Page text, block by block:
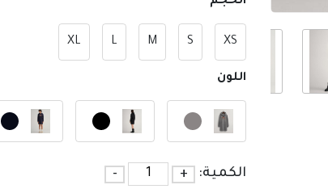
XS
S
M
L
XL
اللون
الكمية: +
-